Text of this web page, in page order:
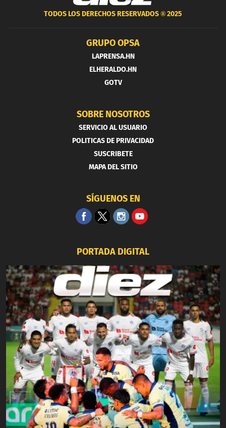
TODOS LOS DERECHOS RESERVADOS ®2025
GRUPO OPSA
LAPRENSA.HN
ELHERALDO.HN
GOTV
SOBRE NOSOTROS
SERVICIO AL USUARIO
POLITICAS DE PRIVACIDAD
SUSCRIBETE
MAPA DEL SITIO
SÍGUENOS EN
PORTADA DIGITAL